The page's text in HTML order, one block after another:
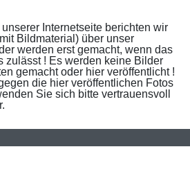
Internetseite berichten wir
Bildmaterial) über unser
werden erst gemacht, wenn das
zulässt ! Es werden keine Bilder
gemacht oder hier veröffentlicht !
die hier veröffentlichen Fotos
Sie sich bitte vertrauensvoll